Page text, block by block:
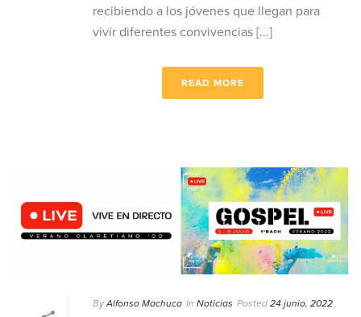
recibiendo a los jóvenes que llegan para
vivir diferentes convivencias [...]
READ MORE
By Alfonso Machuca In Noticias Posted 24 junio, 2022